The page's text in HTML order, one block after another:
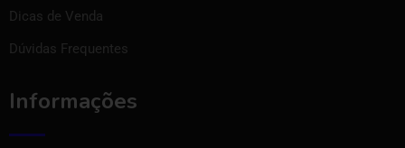
Dicas de Venda
Dúvidas Frequentes
Informações